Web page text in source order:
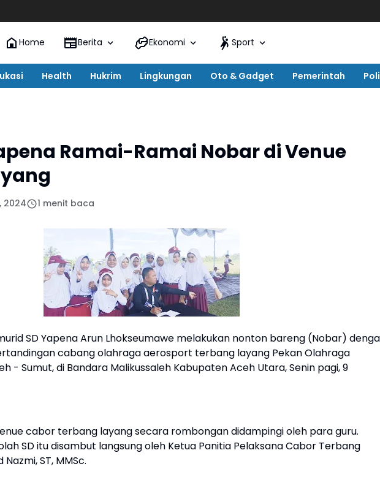
Home Berita Ekonomi Sport
Health Hukrim Lingkungan Oto & Gadget Pemerintah
Ramai-Ramai Nobar di Venue
2024 1 menit baca
SD Yapena Arun Lhokseumawe melakukan nonton bareng (Nobar)
cabang olahraga aerosport terbang layang Pekan Olahraga
- Sumut, di Bandara Malikussaleh Kabupaten Aceh Utara, Senin pagi, 9
cabor terbang layang secara rombongan didampingi oleh para guru.
SD itu disambut langsung oleh Ketua Panitia Pelaksana Cabor Terbang
ST, MMSc.